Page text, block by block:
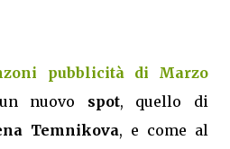
pubblicità di Marzo
nuovo spot, quello di
Temnikova, e come al